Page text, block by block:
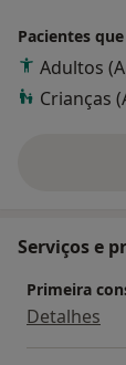
Pacientes
Adultos
Crianças
Serviços e
Primeira
Detalhes